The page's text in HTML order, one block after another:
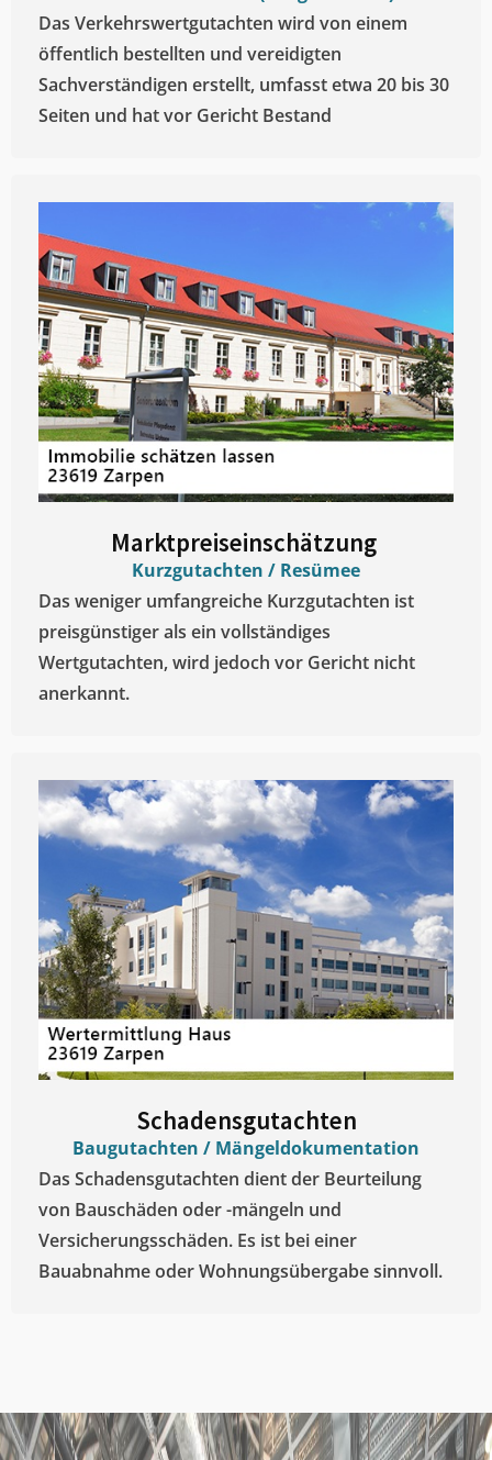
Das Verkehrswertgutachten wird von einem
öffentlich bestellten und vereidigten
Sachverständigen erstellt, umfasst etwa 20 bis 30
Seiten und hat vor Gericht Bestand
Marktpreiseinschätzung ​
Kurzgutachten / Resümee
Das weniger umfangreiche Kurzgutachten ist
preisgünstiger als ein vollständiges
Wertgutachten, wird jedoch vor Gericht nicht
anerkannt.
Schadensgutachten
Baugutachten / Mängeldokumentation
Das Schadensgutachten dient der Beurteilung
von Bauschäden oder -mängeln und
Versicherungsschäden. Es ist bei einer
Bauabnahme oder Wohnungsübergabe sinnvoll.